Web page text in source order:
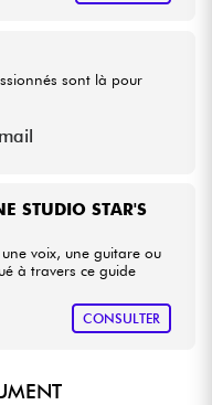
STUDIO STAR'S
voix, une guitare ou
à travers ce guide
CONSULTER
sont là pour